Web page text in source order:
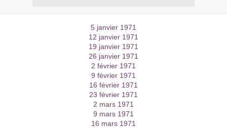
5 janvier 1971
12 janvier 1971
19 janvier 1971
26 janvier 1971
2 février 1971
9 février 1971
16 février 1971
23 février 1971
2 mars 1971
9 mars 1971
16 mars 1971